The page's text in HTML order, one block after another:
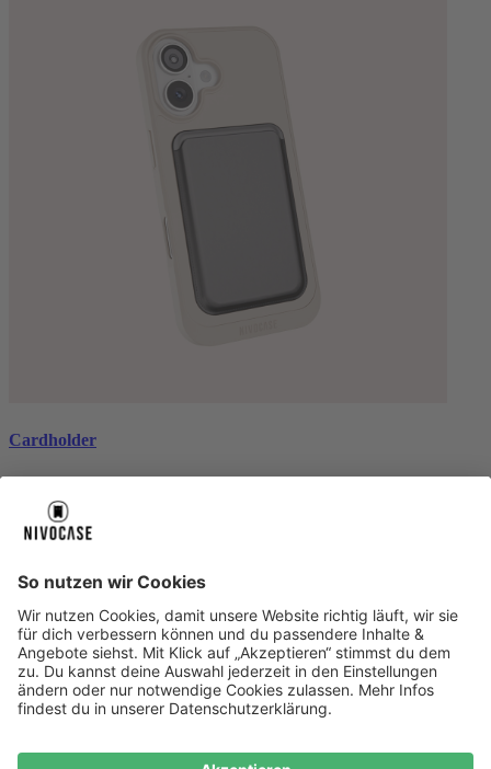
Cardholder
black
CHF 26.99
Über uns Über uns
About NIVOCASE NIVOCASE Test Lab Schreib uns
Sicher bezahlen
Sicher bezahlen